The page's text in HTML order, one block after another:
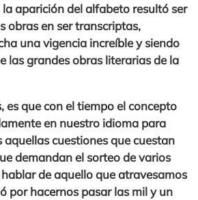
aparición del alfabeto resultó ser
obras en ser transcriptas,
una vigencia increíble y siendo
las grandes obras literarias de la
es que con el tiempo el concepto
en nuestro idioma para
cuestiones que cuestan
demandan el sorteo de varios
de aquello que atravesamos
por hacernos pasar las mil y un